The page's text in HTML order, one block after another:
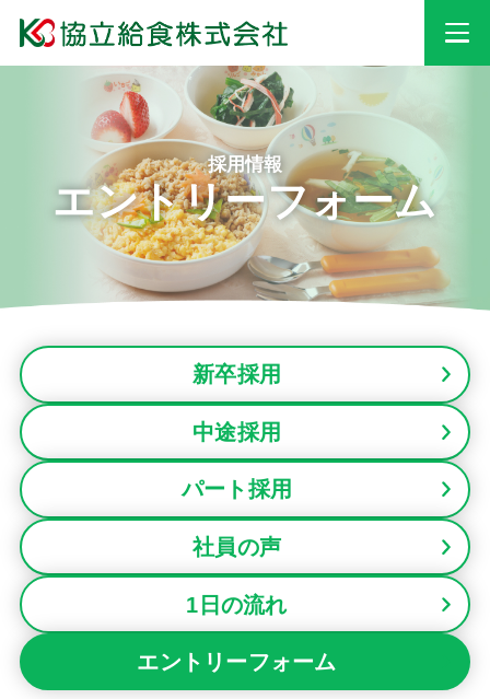
事業情報
安心・安全への取り組み
採用情報
お知らせ
採用情報
エントリーフォーム
新卒採用
中途採用
パート採用
社員の声
1日の流れ
エントリーフォーム